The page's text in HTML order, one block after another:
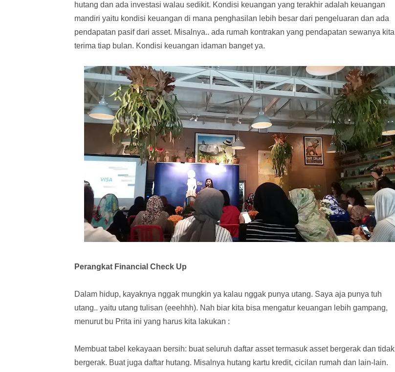
hutang dan ada investasi walau sedikit. Kondisi keuangan yang terakhir adalah keuangan
mandiri yaitu kondisi keuangan di mana penghasilan lebih besar dari pengeluaran dan ada
pendapatan pasif dari asset. Misalnya.. ada rumah kontrakan yang pendapatan sewanya kita
terima tiap bulan. Kondisi keuangan idaman banget ya.
Perangkat Financial Check Up
Dalam hidup, kayaknya nggak mungkin ya kalau nggak punya utang. Saya aja punya tuh
utang.. yaitu utang tulisan (eeehhh). Nah biar kita bisa mengatur keuangan lebih gampang,
menurut bu Prita ini yang harus kita lakukan :
Membuat tabel kekayaan bersih: buat seluruh daftar asset termasuk asset bergerak dan tidak
bergerak. Buat juga daftar hutang. Misalnya hutang kartu kredit, cicilan rumah dan lain-lain.